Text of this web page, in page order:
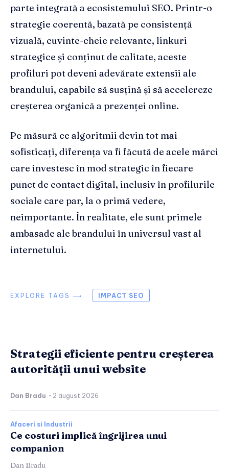
parte integrată a ecosistemului SEO. Printr-o
strategie coerentă, bazată pe consistență
vizuală, cuvinte-cheie relevante, linkuri
strategice și conținut de calitate, aceste
profiluri pot deveni adevărate extensii ale
brandului, capabile să susțină și să accelereze
creșterea organică a prezenței online.
Pe măsură ce algoritmii devin tot mai
sofisticați, diferența va fi făcută de acele mărci
care investesc în mod strategic în fiecare
punct de contact digital, inclusiv în profilurile
sociale care par, la o primă vedere,
neimportante. În realitate, ele sunt primele
ambasade ale brandului în universul vast al
internetului.
EXPLORE TAGS ⟶ IMPACT SEO
Strategii eficiente pentru creșterea
autorității unui website
Dan Bradu - 2 august 2026
Afaceri si Industrii
Ce costuri implică îngrijirea unui
companion
Dan Bradu